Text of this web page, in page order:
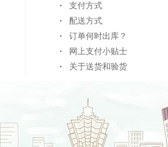
支付方式
配送方式
订单何时出库？
网上支付小贴士
关于送货和验货